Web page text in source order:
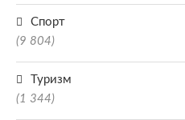
Спорт
(9 804)
Туризм
(1 344)